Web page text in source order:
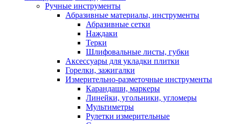
Ручные инструменты
Абразивные материалы, инструменты
Абразивные сетки
Наждаки
Терки
Шлифовальные листы, губки
Аксессуары для укладки плитки
Горелки, зажигалки
Измерительно-разметочные инструменты
Карандаши, маркеры
Линейки, угольники, угломеры
Мультиметры
Рулетки измерительные